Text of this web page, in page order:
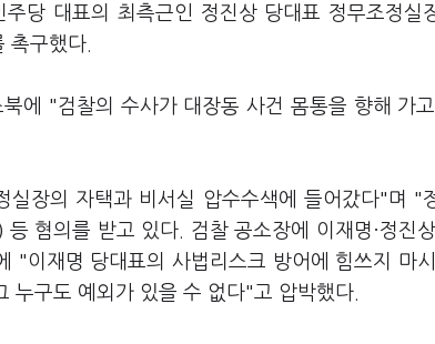
당 대표의 최측근인 정진상 당대표 정무조정실
촉구했다.
에 "검찰의 수사가 대장동 사건 몸통을 향해 가
장의 자택과 비서실 압수수색에 들어갔다"며 "
혐의를 받고 있다. 검찰 공소장에 이재명·정진상
이재명 당대표의 사법리스크 방어에 힘쓰지 마시
누구도 예외가 있을 수 없다"고 압박했다.